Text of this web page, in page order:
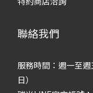
聯絡我們
服務時間：週一至
日）